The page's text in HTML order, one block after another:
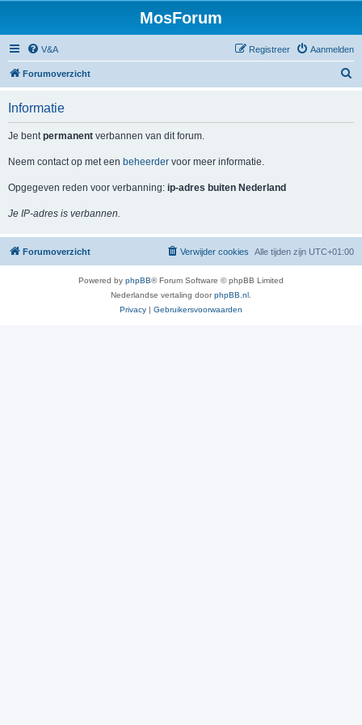
MosForum
V&A Aanmelden
Registreer
Forumoverzicht
Informatie
Je bentpermanent verbannen van dit forum.
Neem contact op met een beheerder voor meer informatie.
Opgegeven reden voor verbanning: ip-adres buiten Nederland
Je IP-adres is verbannen.
Forumoverzicht Alle tijden zijn UTC+01:00
Verwijder cookies
Powered by phpBB® Forum Software © phpBB Limited
Nederlandse vertaling doorphpBB.nl
Privacy | Gebruikersvoorwaarden